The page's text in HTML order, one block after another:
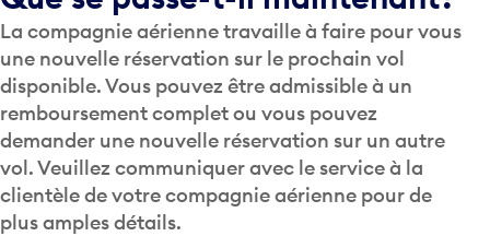
La compagnie aérienne travaille à faire pour vous
une nouvelle réservation sur le prochain vol
disponible. Vous pouvez être admissible à un
remboursement complet ou vous pouvez
demander une nouvelle réservation sur un autre
vol. Veuillez communiquer avec le service à la
clientèle de votre compagnie aérienne pour de
plus amples détails.